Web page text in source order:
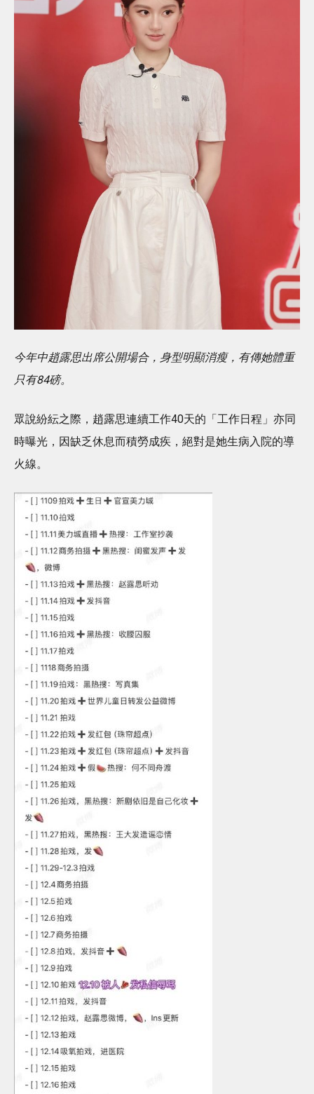
今年中趙露思出席公開場合，身型明顯消瘦，有傳她體重
只有84磅。
眾說紛紜之際，趙露思連續工作40天的「工作日程」亦同
時曝光，因缺乏休息而積勞成疾，絕對是她生病入院的導
火線。